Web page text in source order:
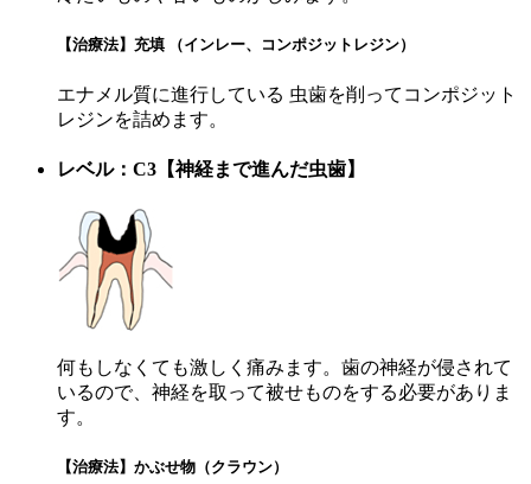
【治療法】充填 （インレー、コンポジットレジン）
エナメル質に進行している 虫歯を削ってコンポジット
レジンを詰めます。
レベル：C3【神経まで進んだ虫歯】
何もしなくても激しく痛みます。歯の神経が侵されて
いるので、神経を取って被せものをする必要がありま
す。
【治療法】かぶせ物（クラウン）